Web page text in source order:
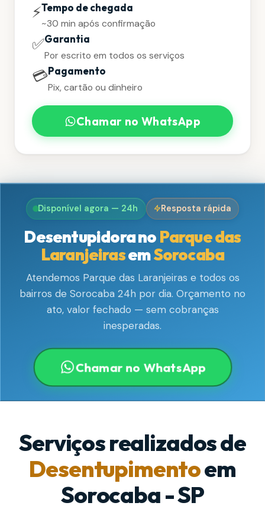
⚡Tempo de chegada
~30 min após confirmação
✅Garantia
Por escrito em todos os serviços
💳Pagamento
Pix, cartão ou dinheiro
Chamar no WhatsApp
Disponível agora — 24h Resposta rápida
Desentupidora no Parque das
LaranjeirasemSorocaba
Atendemos Parque das Laranjeiras e todos os
bairros de Sorocaba 24h por dia. Orçamento no
ato, valor fechado — sem cobranças
inesperadas.
Chamar no WhatsApp
Serviços realizados de
Desentupimentoem
Sorocaba - SP